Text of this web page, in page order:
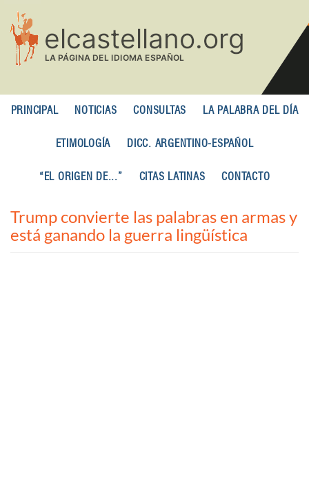
contenido
principal
PRINCIPAL NOTICIAS CONSULTAS LA PALABRA DEL DÍA
ETIMOLOGÍA DICC. ARGENTINO-ESPAÑOL
“EL ORIGEN DE...” CITAS LATINAS CONTACTO
Trump convierte las palabras en armas y
está ganando la guerra lingüística